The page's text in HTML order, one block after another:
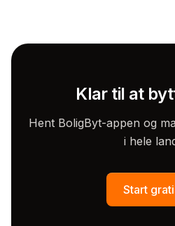
Klar til at
Hent BoligByt-appen og
i hele
Start